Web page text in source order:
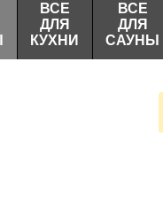
ВСЕ
ДЛЯ
КУХНИ
ВСЕ
ДЛЯ
САУНЫ